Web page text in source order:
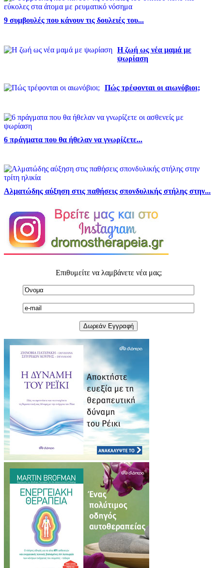
9 συμβουλές που κάνουν τις δουλειές του...
Η ζωή ως νέα μαμά με
ψωρίαση
Πώς τρέφονται οι αιωνόβιοι;
6 πράγματα που θα ήθελαν να γνωρίζετε...
Αλματώδης αύξηση στις παθήσεις σπονδυλικής στήλης στην...
Επιθυμείτε να λαμβάνετε νέα μας;